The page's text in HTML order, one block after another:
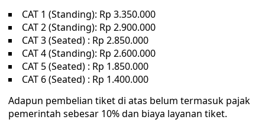
CAT 1 (Standing): Rp 3.350.000
CAT 2 (Standing): Rp 2.900.000
CAT 3 (Seated) : Rp 2.850.000
CAT 4 (Standing): Rp 2.600.000
CAT 5 (Seated) : Rp 1.850.000
CAT 6 (Seated) : Rp 1.400.000
Adapun pembelian tiket di atas belum termasuk pajak
pemerintah sebesar 10% dan biaya layanan tiket.